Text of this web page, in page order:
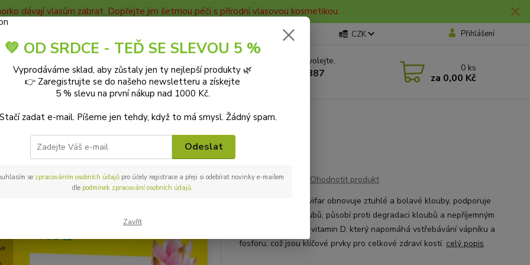
dávají vlasům zabrat. Dopřejte jim šetrnou péči s přírodní vlasovou kosmetikou.
CZK Přihlášení
Hledat
Nevíte si rady? Zavolejte.
+420 606 912 887 0 ks
za 0,00 Kč
STRAVY Movifar Namman Muay 30 kapslí
Namman Muay 30 kapslí
Ohodnotit produkt
Namman Muay Movifar obnovuje ztuhlé a bolavé klouby, podporuje
zdravou funkci kloubů, působí proti degradaci kloubů a nepříjemným
pocitům. Obsahuje vitamin D, který napomáhá vstřebávání vápníku a
fosforu, což jsou klíčové prvky pro celkové zdraví kostí. celý popis
💚 OD SRDCE - TEĎ SE SLEVOU 5 %
Vyprodáváme sklad, aby zůstaly jen ty nejlepší produkty 🌿
👉 Zaregistrujte se do našeho newsletteru a získejte
5 % slevu na první nákup nad 1000 Kč.
zadat e-mail. Píšeme jen tehdy, když to má smysl. Žádný spam.
Odeslat
se zpracováním osobních údajůpro účely registrace a přeji si odebírat novinky e-mailem
dle podmínek zpracování osobních údajů.
Zavřít